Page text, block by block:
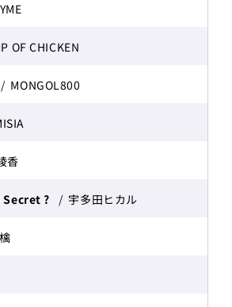
OF CHICKEN
MONGOL800
香
Secret ? 宇多田ヒカル